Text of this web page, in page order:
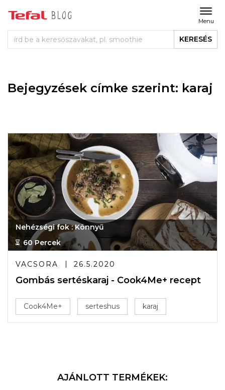
Menu
KERESÉS
Bejegyzések címke szerint: karaj
Nehézségi fok : Könnyű
60 Percek
VACSORA 26.5.2020
Gombás sertéskaraj - Cook4Me+ recept
Cook4Me+ serteshus karaj
AJÁNLOTT TERMÉKEK: